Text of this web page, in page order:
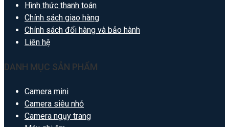
Hình thức thanh toán
Chính sách giao hàng
Chính sách đổi hàng và bảo hành
Liên hệ
DANH MỤC SẢN PHẨM
Camera mini
Camera siêu nhỏ
Camera ngụy trang